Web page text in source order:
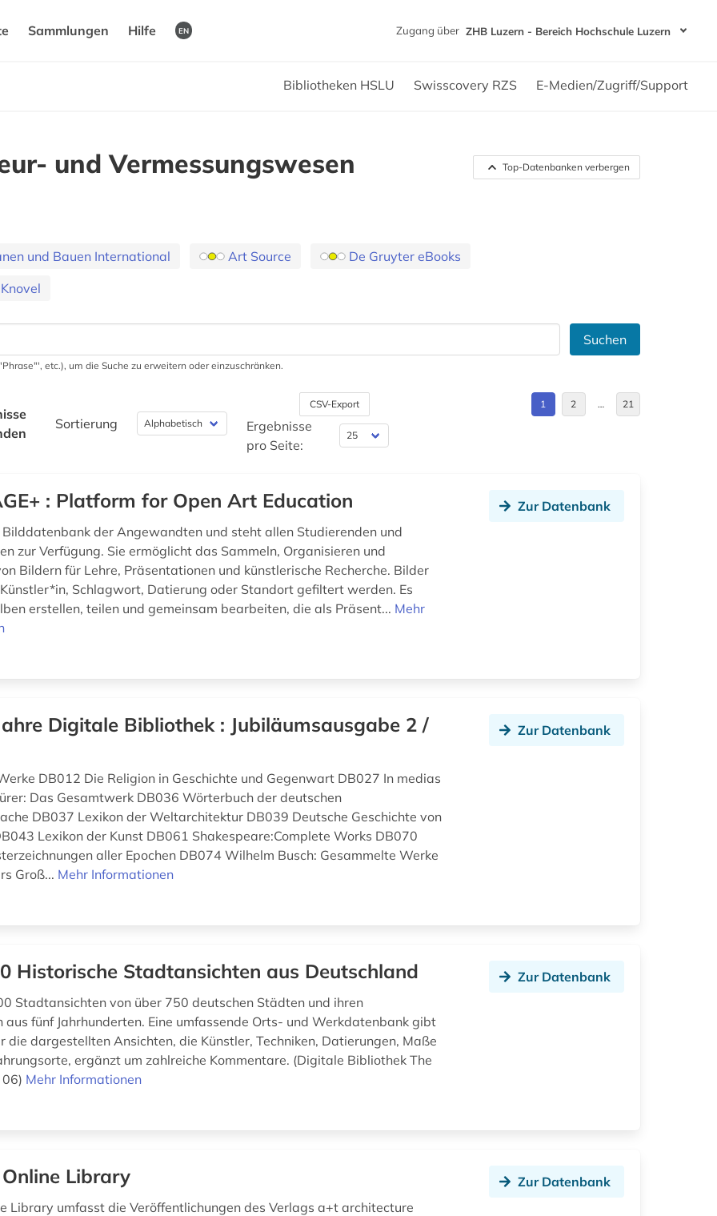
Sammlungen Hilfe EN Zugang über ZHB Luzern - Bereich Hochschule Luzern
Bibliotheken HSLU Swisscovery RZS E-Medien/Zugriff/Support
Top-Datenbanken verbergen
und Vermessungswesen
und Bauen International Art Source
De Gruyter eBooks
Knovel
Suchen
etc.), um die Suche zu erweitern oder einzuschränken.
Sortierung
CSV-Export
Ergebnisse
pro Seite:
1 2 … 21
: Platform for Open Art Education
der Angewandten und steht allen Studierenden und
zur Verfügung. Sie ermöglicht das Sammeln, Organisieren und
Bildern für Lehre, Präsentationen und künstlerische Recherche. Bilder
Schlagwort, Datierung oder Standort gefiltert werden. Es
erstellen, teilen und gemeinsam bearbeiten, die als Präsent... Mehr
Zur Datenbank
Digitale Bibliothek : Jubiläumsausgabe 2 /
DB012 Die Religion in Geschichte und Gegenwart DB027 In medias
Das Gesamtwerk DB036 Wörterbuch der deutschen
DB037 Lexikon der Weltarchitektur DB039 Deutsche Geschichte von
Lexikon der Kunst DB061 Shakespeare:Complete Works DB070
aller Epochen DB074 Wilhelm Busch: Gesammelte Werke
Groß... Mehr Informationen
Zur Datenbank
Historische Stadtansichten aus Deutschland
Stadtansichten von über 750 deutschen Städten und ihren
aus fünf Jahrhunderten. Eine umfassende Orts- und Werkdatenbank gibt
die dargestellten Ansichten, die Künstler, Techniken, Datierungen, Maße
ergänzt um zahlreiche Kommentare. (Digitale Bibliothek The
06) Mehr Informationen
Zur Datenbank
Library
Library umfasst die Veröffentlichungen des Verlags a+t architecture
Zur Datenbank